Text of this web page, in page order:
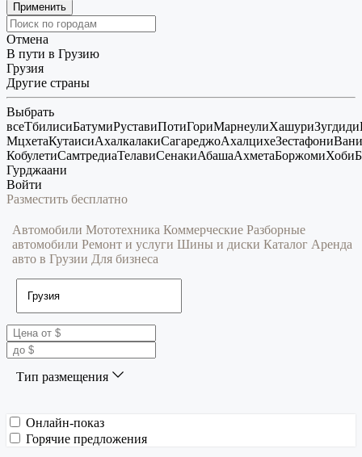
Применить
Отмена
В пути в Грузию
Грузия
Другие страны
Выбрать
всеТбилисиБатумиРуставиПотиГориМарнеулиХашуриЗугдиди
МцхетаКутаисиАхалкалакиСагареджоАхалцихеЗестафониВани
КобулетиСамтредиаТелавиСенакиАбашаАхметаБоржомиХоби
Гурджаани
Войти
Разместить бесплатно
Автомобили Мототехника Коммерческие Разборные
автомобили Ремонт и услуги Шины и диски Каталог Аренда
авто в Грузии Для бизнеса
Тип размещения
Онлайн-показ
Горячие предложения